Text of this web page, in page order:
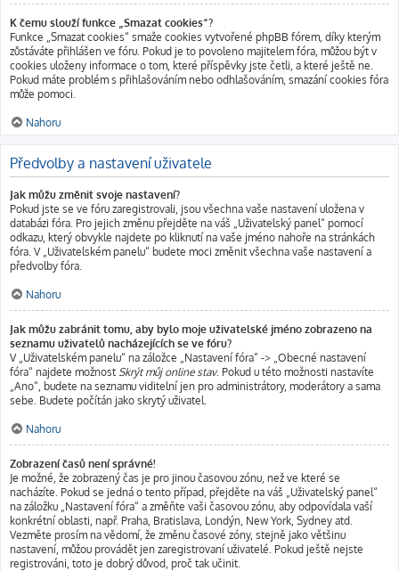
K čemu slouží funkce „Smazat cookies“?
Funkce „Smazat cookies“ smaže cookies vytvořené phpBB fórem, díky kterým
zůstáváte přihlášen ve fóru. Pokud je to povoleno majitelem fóra, můžou být v
cookies uloženy informace o tom, které příspěvky jste četli, a které ještě ne.
Pokud máte problém s přihlašováním nebo odhlašováním, smazání cookies fóra
může pomoci.
Nahoru
Předvolby a nastavení uživatele
Jak můžu změnit svoje nastavení?
Pokud jste se ve fóru zaregistrovali, jsou všechna vaše nastavení uložena v
databázi fóra. Pro jejich změnu přejděte na váš „Uživatelský panel“ pomocí
odkazu, který obvykle najdete po kliknutí na vaše jméno nahoře na stránkách
fóra. V „Uživatelském panelu“ budete moci změnit všechna vaše nastavení a
předvolby fóra.
Nahoru
Jak můžu zabránit tomu, aby bylo moje uživatelské jméno zobrazeno na
seznamu uživatelů nacházejících se ve fóru?
V „Uživatelském panelu“ na záložce „Nastavení fóra“ -> „Obecné nastavení
fóra“ najdete možnost Skrýt můj online stav. Pokud u této možnosti nastavíte
„Ano“, budete na seznamu viditelní jen pro administrátory, moderátory a sama
sebe. Budete počítán jako skrytý uživatel.
Nahoru
Zobrazení časů není správné!
Je možné, že zobrazený čas je pro jinou časovou zónu, než ve které se
nacházíte. Pokud se jedná o tento případ, přejděte na váš „Uživatelský panel“
na záložku „Nastavení fóra“ a změňte vaši časovou zónu, aby odpovídala vaší
konkrétní oblasti, např. Praha, Bratislava, Londýn, New York, Sydney atd.
Vezměte prosím na vědomí, že změnu časové zóny, stejně jako většinu
nastavení, můžou provádět jen zaregistrovaní uživatelé. Pokud ještě nejste
registrováni, toto je dobrý důvod, proč tak učinit.